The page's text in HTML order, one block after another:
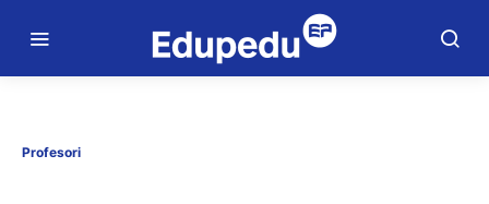
Profesori